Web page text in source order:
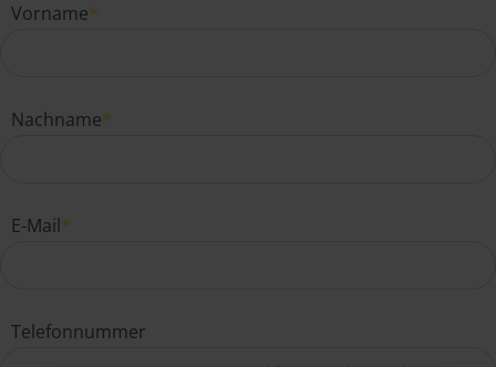
Vorname*
Nachname*
E-Mail*
Telefonnummer